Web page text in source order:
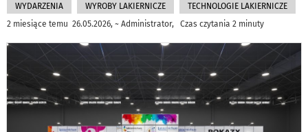
WYDARZENIA WYROBY LAKIERNICZE
TECHNOLOGIE LAKIERNICZE
2 miesiące temu 26.05.2026, ~ Administrator, Czas czytania 2 minuty